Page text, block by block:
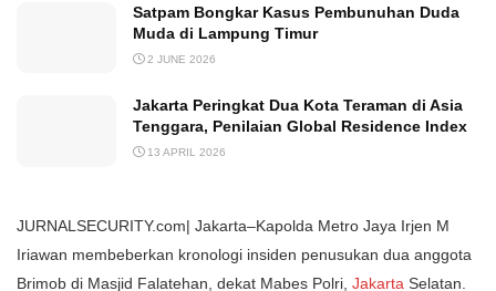
Satpam Bongkar Kasus Pembunuhan Duda
Muda di Lampung Timur
2 JUNE 2026
Jakarta Peringkat Dua Kota Teraman di Asia
Tenggara, Penilaian Global Residence Index
13 APRIL 2026
JURNALSECURITY.com| Jakarta–Kapolda Metro Jaya Irjen M
Iriawan membeberkan kronologi insiden penusukan dua anggota
Brimob di Masjid Falatehan, dekat Mabes Polri, Jakarta Selatan.